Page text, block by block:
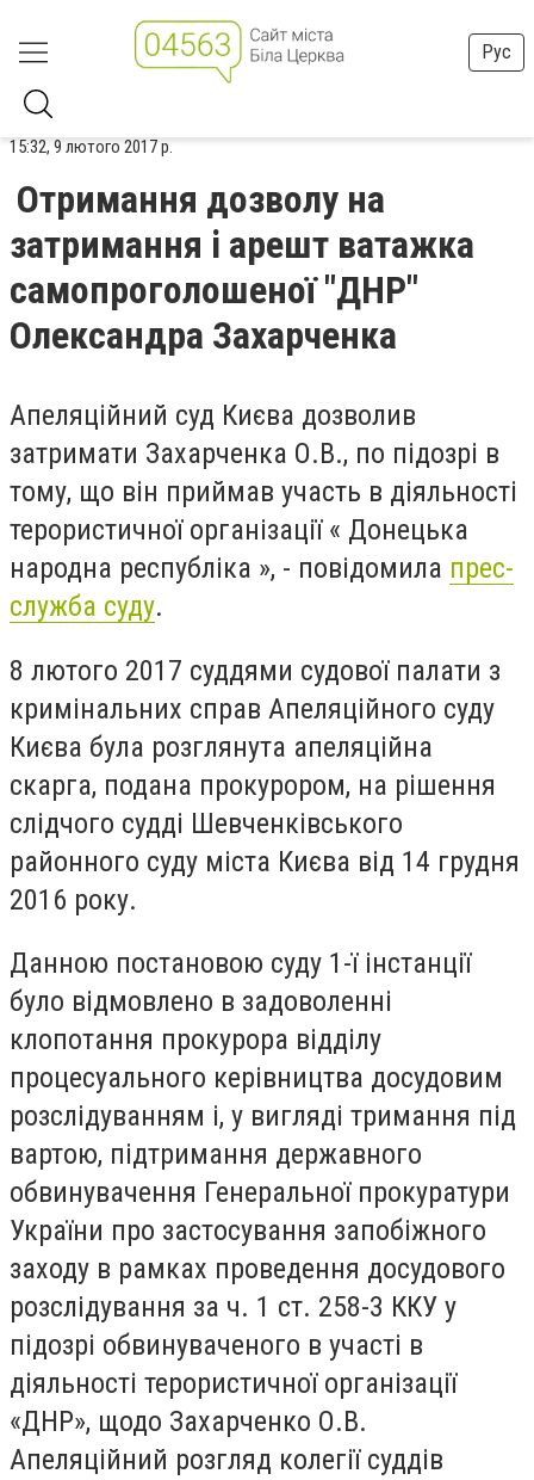
Рус
15:32, 9 лютого 2017 р.
Отримання дозволу на
затримання і арешт ватажка
самопроголошеної "ДНР"
Олександра Захарченка
Апеляційний суд Києва дозволив
затримати Захарченка О.В., по підозрі в
тому, що він приймав участь в діяльності
терористичної організації « Донецька
народна республіка », - повідомила прес-
служба суду.
8 лютого 2017 суддями судової палати з
кримінальних справ Апеляційного суду
Києва була розглянута апеляційна
скарга, подана прокурором, на рішення
слідчого судді Шевченківського
районного суду міста Києва від 14 грудня
2016 року.
Данною постановою суду 1-ї інстанції
було відмовлено в задоволенні
клопотання прокурора відділу
процесуального керівництва досудовим
розслідуванням і, у вигляді тримання під
вартою, підтримання державного
обвинувачення Генеральної прокуратури
України про застосування запобіжного
заходу в рамках проведення досудового
розслідування за ч. 1 ст. 258-3 ККУ у
підозрі обвинуваченого в участі в
діяльності терористичної організації
«ДНР», щодо Захарченко О.В.
Апеляційний розгляд колегії суддів